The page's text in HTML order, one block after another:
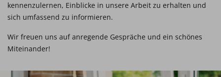
kennenzulernen, Einblicke in unsere Arbeit zu erhalten und
sich umfassend zu informieren.
Wir freuen uns auf anregende Gespräche und ein schönes
Miteinander!